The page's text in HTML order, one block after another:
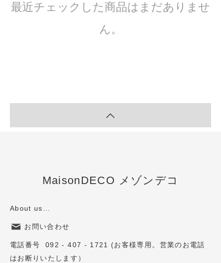
最近チェックした商品はまだありませ
ん。
MaisonDECO メゾンデコ
About us...
お問い合わせ
電話番号 092 - 407 - 1721 (お客様専用。営業のお電話
はお断りいたします）